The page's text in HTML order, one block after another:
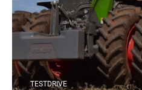
TESTDRIVE